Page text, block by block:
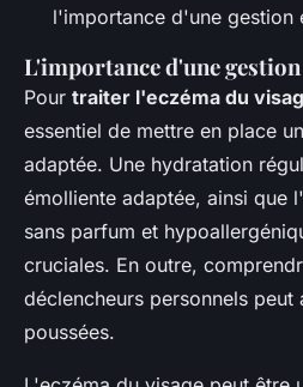
l'importance d'une gestion
L'importance d'une
Pour traiter l'eczéma du
essentiel de mettre en place
adaptée. Une hydratation
émolliente adaptée, ainsi que
sans parfum et
cruciales. En outre,
déclencheurs personnels peut
poussées.